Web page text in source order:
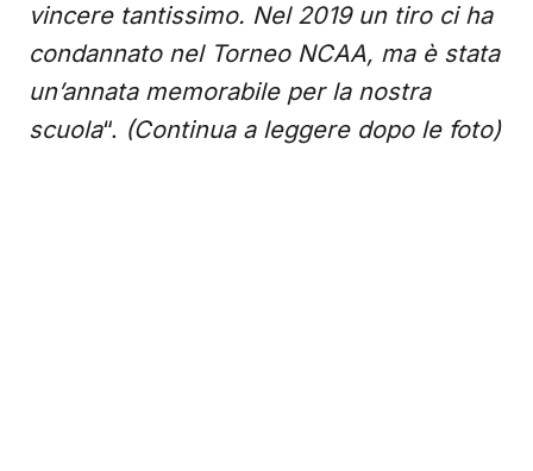
vincere tantissimo. Nel 2019 un tiro ci ha
condannato nel Torneo NCAA, ma è stata
un’annata memorabile per la nostra
scuola“. (Continua a leggere dopo le foto)